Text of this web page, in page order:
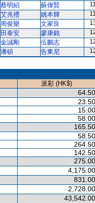
蔡明紹 蘇偉賢
艾兆禮 姚本輝
周俊樂 文家良
田泰安 廖康銘
金誠剛 伍鵬志
潘頓 告東尼
派彩 (HK$)
64.50
23.50
15.00
58.00
165.50
58.50
264.50
142.50
275.00
4,175.00
831.00
2,728.00
43,542.00